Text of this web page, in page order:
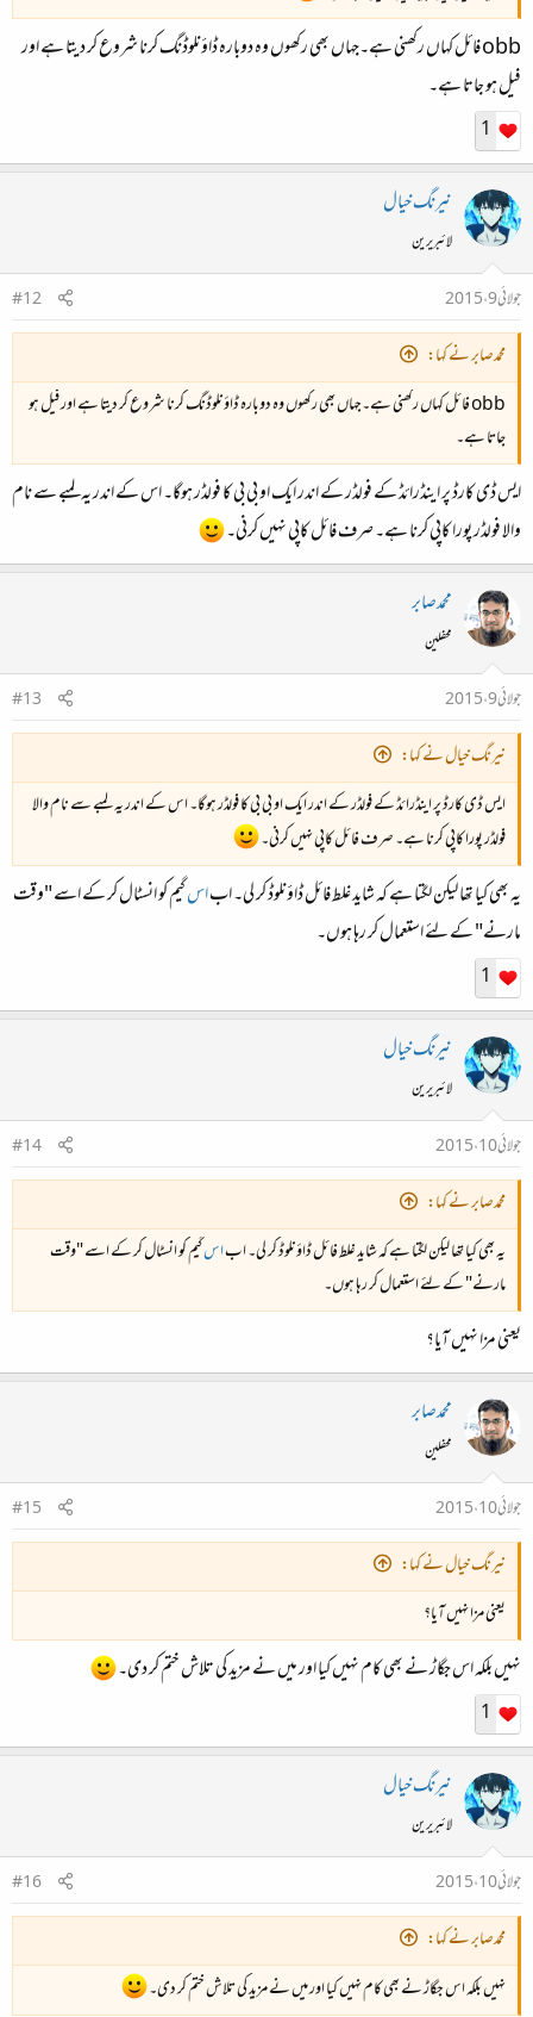
obb فائل کہاں رکھنی ہے۔جہاں بھی رکھوں وہ دوبارہ ڈاؤنلوڈنگ کرنا شروع کر دیتا ہے اور
فیل ہو جاتا ہے۔
1
نیرنگ خیال
لائبریرین
جولائی 9، 2015
#12
محمدصابر نے کہا:
obb فائل کہاں رکھنی ہے۔جہاں بھی رکھوں وہ دوبارہ ڈاؤنلوڈنگ کرنا شروع کر دیتا ہے اور فیل ہو
جاتا ہے۔
ایس ڈی کارڈ پر اینڈرائڈ کے فولڈر کے اندر ایک او بی بی کا فولڈر ہوگا۔ اس کے اندر یہ لمبے سے نام
والا فولڈر پورا کاپی کرنا ہے۔ صرف فائل کاپی نہیں کرنی۔
محمدصابر
محفلین
جولائی 9، 2015
#13
نیرنگ خیال نے کہا:
ایس ڈی کارڈ پر اینڈرائڈ کے فولڈر کے اندر ایک او بی بی کا فولڈر ہوگا۔ اس کے اندر یہ لمبے سے نام والا
فولڈر پورا کاپی کرنا ہے۔ صرف فائل کاپی نہیں کرنی۔
یہ بھی کیا تھا لیکن لگتا ہے کہ شاید غلط فائل ڈاؤنلوڈ کر لی۔ اباسگیم کو انسٹال کر کے اسے "وقت
مارنے" کے لئے استعمال کر رہا ہوں۔
1
نیرنگ خیال
لائبریرین
جولائی 10، 2015
#14
محمدصابر نے کہا:
یہ بھی کیا تھا لیکن لگتا ہے کہ شاید غلط فائل ڈاؤنلوڈ کر لی۔ اباسگیم کو انسٹال کر کے اسے "وقت
مارنے" کے لئے استعمال کر رہا ہوں۔
یعنی مزا نہیں آیا؟
محمدصابر
محفلین
جولائی 10، 2015
#15
نیرنگ خیال نے کہا:
یعنی مزا نہیں آیا؟
نہیں بلکہ اس جگاڑ نے بھی کام نہیں کیا اور میں نے مزید کی تلاش ختم کر دی۔
1
نیرنگ خیال
لائبریرین
جولائی 10، 2015
#16
محمدصابر نے کہا:
نہیں بلکہ اس جگاڑ نے بھی کام نہیں کیا اور میں نے مزید کی تلاش ختم کر دی۔